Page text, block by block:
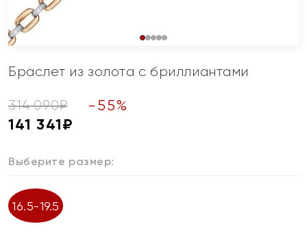
Браслет из золота с бриллиантами
314 090₽ - 55%
141 341₽
Выберите размер:
16.5-19.5